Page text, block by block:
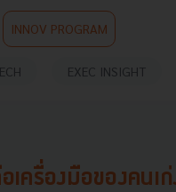
INNOV PROGRAM
EXEC INSIGHT
อเครื่องมือของคน